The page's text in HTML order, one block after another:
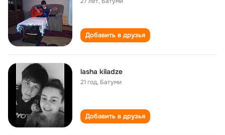
Добавить в друзья
lasha kiladze
21 год, Батуми
Добавить в друзья